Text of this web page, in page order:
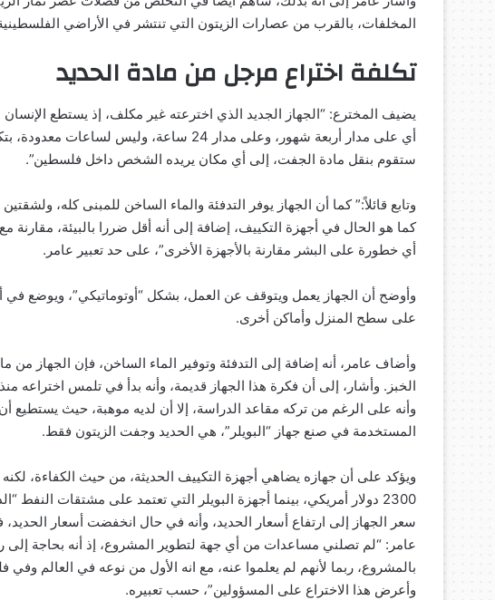
المخلفات، بالقرب من عصارات الزيتون التي تنتشر في الأراضي
تكلفة اختراع مرجل من مادة الحديد
يضيف المخترع: “الجهاز الجديد الذي اخترعته غير مكلف، إذ يستطع
ستقوم بنقل مادة الجفت، إلى أي مكان يريده الشخص داخل فلسطين”.
كما هو الحال في أجهزة التكييف، إضافة إلى أنه أقل ضررا بالبيئة، مقارنة
أي خطورة على البشر مقارنة بالأجهزة الأخرى”، على حد تعبير عامر.
وأوضح أن الجهاز يعمل ويتوقف عن العمل، بشكل “أوتوماتيكي”، ويوضع في
على سطح المنزل وأماكن أخرى.
وأضاف عامر، أنه إضافة إلى التدفئة وتوفير الماء الساخن، فإن الجهاز من
وأنه على الرغم من تركه مقاعد الدراسة، إلا أن لديه موهبة، حيث يستطيع
المستخدمة في صنع جهاز “البويلر”، هي الحديد وجفت الزيتون فقط.
ويؤكد على أن جهازه يضاهي أجهزة التكييف الحديثة، من حيث الكفاءة،
سعر الجهاز إلى ارتفاع أسعار الحديد، وأنه في حال انخفضت أسعار
عامر: “لم تصلني مساعدات من أي جهة لتطوير المشروع، إذ أنه بحاجة إلى
بالمشروع، ربما لأنهم لم يعلموا عنه، مع انه الأول من نوعه في العالم
وأعرض هذا الاختراع على المسؤولين”، حسب تعبيره.